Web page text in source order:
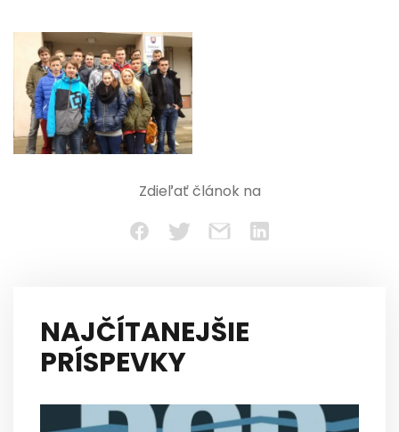
Zdieľať článok na
NAJČÍTANEJŠIE
PRÍSPEVKY